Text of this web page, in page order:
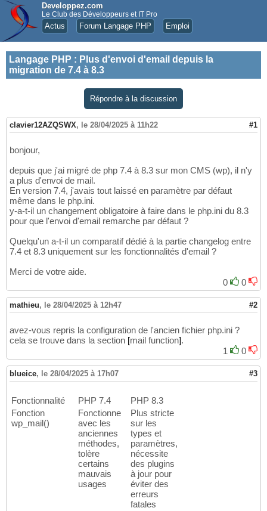
Developpez.com
Le Club des Développeurs et IT Pro
Actus Forum Langage PHP Emploi
Langage PHP : Plus d'envoi d'email depuis la
migration de 7.4 à 8.3
Répondre à la discussion
clavier12AZQSWX, le 28/04/2025 à 11h22 #1
bonjour,
depuis que j'ai migré de php 7.4 à 8.3 sur mon CMS (wp), il n'y
a plus d'envoi de mail.
En version 7.4, j'avais tout laissé en paramètre par défaut
même dans le php.ini.
y-a-t-il un changement obligatoire à faire dans le php.ini du 8.3
pour que l'envoi d'email remarche par défaut ?
Quelqu'un a-t-il un comparatif dédié à la partie changelog entre
7.4 et 8.3 uniquement sur les fonctionnalités d'email ?
Merci de votre aide.
0
0
mathieu, le 28/04/2025 à 12h47 #2
avez-vous repris la configuration de l'ancien fichier php.ini ?
cela se trouve dans la section [mail function].
1
0
blueice, le 28/04/2025 à 17h07 #3
Fonctionnalité PHP 7.4
PHP 8.3
Fonction
wp_mail()
Fonctionne
avec les
anciennes
méthodes,
tolère
certains
mauvais
usages
Plus stricte
sur les
types et
paramètres,
nécessite
des plugins
à jour pour
éviter des
erreurs
fatales